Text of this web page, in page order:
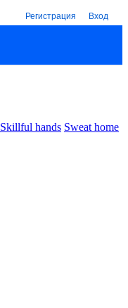
Регистрация Вход
Skillful hands Sweat home